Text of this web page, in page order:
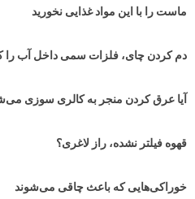
ماست را با این مواد غذایی نخورید
دم کردن چای، فلزات سمی داخل آب
آیا عرق کردن منجر به کالری سوزی
قهوه فیلتر نشده، راز لاغری؟
خوراکی‌هایی که باعث چاقی می‌شوند